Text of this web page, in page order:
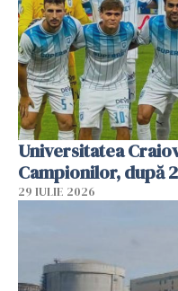
Universitatea
Campionilor, după
29 IULIE 2026